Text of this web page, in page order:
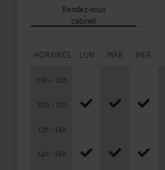
Rendez-vous
cabinet
HORAIRES LUN MAR MER
08h - 10h
10h - 12h
12h - 14h
14h - 16h